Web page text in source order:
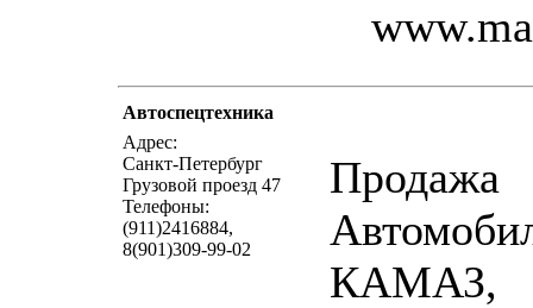
Автоспецтехника
Адрес:
Санкт-Петербург
Грузовой проезд 47
Телефоны:
(911)2416884,
8(901)309-99-02
Продажа
КАМАЗ,